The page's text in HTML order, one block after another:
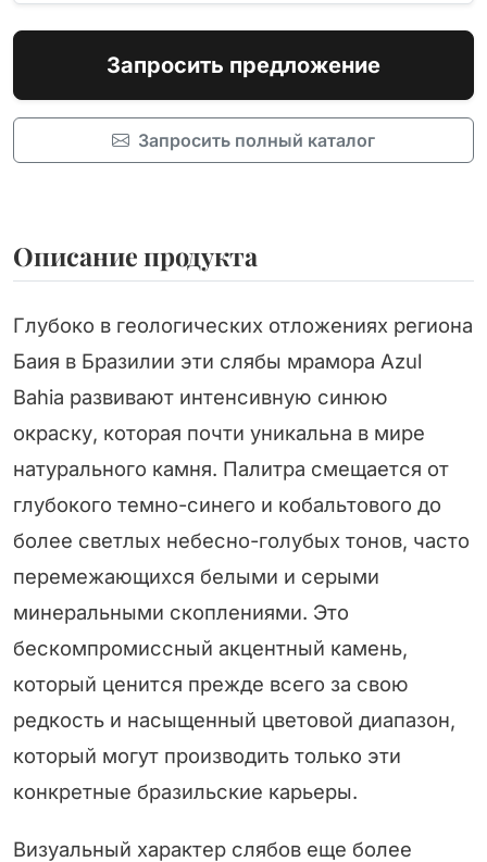
Запросить предложение
Запросить полный каталог
Описание продукта
Глубоко в геологических отложениях региона
Баия в Бразилии эти слябы мрамора Azul
Bahia развивают интенсивную синюю
окраску, которая почти уникальна в мире
натурального камня. Палитра смещается от
глубокого темно-синего и кобальтового до
более светлых небесно-голубых тонов, часто
перемежающихся белыми и серыми
минеральными скоплениями. Это
бескомпромиссный акцентный камень,
который ценится прежде всего за свою
редкость и насыщенный цветовой диапазон,
который могут производить только эти
конкретные бразильские карьеры.
Визуальный характер слябов еще более